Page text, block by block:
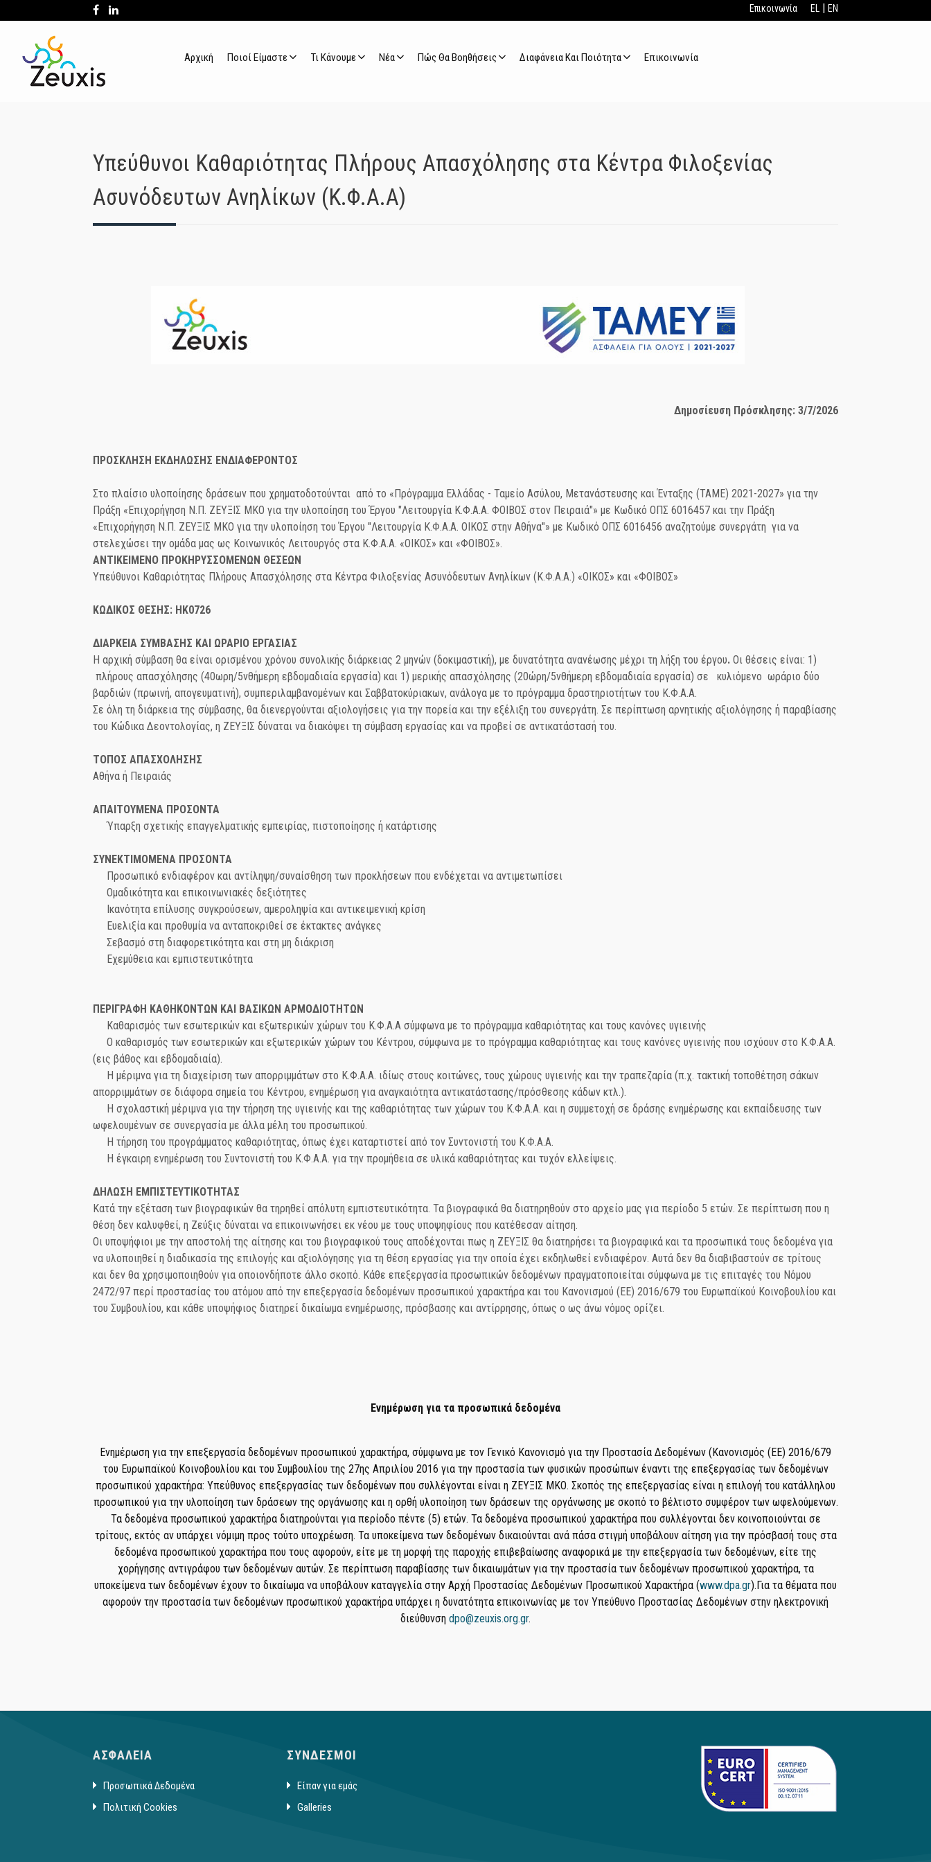
Επικοινωνία EL| EN
Αρχική Ποιοί Είμαστε Τι Κάνουμε Νέα Πώς Θα Βοηθήσεις Διαφάνεια Και Ποιότητα Επικοινωνία
Υπεύθυνοι Καθαριότητας Πλήρους Απασχόλησης στα Κέντρα Φιλοξενίας
Ασυνόδευτων Ανηλίκων (Κ.Φ.Α.Α)
Δημοσίευση Πρόσκλησης: 3/7/2026
ΠΡΟΣΚΛΗΣΗ ΕΚΔΗΛΩΣΗΣ ΕΝΔΙΑΦΕΡΟΝΤΟΣ
Στο πλαίσιο υλοποίησης δράσεων που χρηματοδοτούνται από το «Πρόγραμμα Ελλάδας - Ταμείο Ασύλου, Μετανάστευσης και Ένταξης (ΤΑΜΕ) 2021-2027» για την
Πράξη «Επιχορήγηση Ν.Π. ΖΕΥΞΙΣ ΜΚΟ για την υλοποίηση του Έργου "Λειτουργία Κ.Φ.Α.Α. ΦΟΙΒΟΣ στον Πειραιά"» με Κωδικό ΟΠΣ 6016457 και την Πράξη
«Επιχορήγηση Ν.Π. ΖΕΥΞΙΣ ΜΚΟ για την υλοποίηση του Έργου "Λειτουργία Κ.Φ.Α.Α. ΟΙΚΟΣ στην Αθήνα"» με Κωδικό ΟΠΣ 6016456 αναζητούμε συνεργάτη για να
στελεχώσει την ομάδα μας ως Κοινωνικός Λειτουργός στα Κ.Φ.Α.Α. «ΟΙΚΟΣ» και «ΦΟΙΒΟΣ».
ΑΝΤΙΚΕΙΜΕΝΟ ΠΡΟΚΗΡΥΣΣΟΜΕΝΩΝ ΘΕΣΕΩΝ
Υπεύθυνοι Καθαριότητας Πλήρους Απασχόλησης στα Κέντρα Φιλοξενίας Ασυνόδευτων Ανηλίκων (Κ.Φ.Α.Α.) «ΟΙΚΟΣ» και «ΦΟΙΒΟΣ»
ΚΩΔΙΚΟΣ ΘΕΣΗΣ: HK0726
ΔΙΑΡΚΕΙΑ ΣΥΜΒΑΣΗΣ ΚΑΙ ΩΡΑΡΙΟ ΕΡΓΑΣΙΑΣ
Η αρχική σύμβαση θα είναι ορισμένου χρόνου συνολικής διάρκειας 2 μηνών (δοκιμαστική), με δυνατότητα ανανέωσης μέχρι τη λήξη του έργου. Οι θέσεις είναι: 1)
πλήρους απασχόλησης (40ωρη/5νθήμερη εβδομαδιαία εργασία) και 1) μερικής απασχόλησης (20ώρη/5νθήμερη εβδομαδιαία εργασία) σε κυλιόμενο ωράριο δύο
βαρδιών (πρωινή, απογευματινή), συμπεριλαμβανομένων και Σαββατοκύριακων, ανάλογα με το πρόγραμμα δραστηριοτήτων του Κ.Φ.Α.Α.
Σε όλη τη διάρκεια της σύμβασης, θα διενεργούνται αξιολογήσεις για την πορεία και την εξέλιξη του συνεργάτη. Σε περίπτωση αρνητικής αξιολόγησης ή παραβίασης
του Κώδικα Δεοντολογίας, η ΖΕΥΞΙΣ δύναται να διακόψει τη σύμβαση εργασίας και να προβεί σε αντικατάστασή του.
ΤΟΠΟΣ ΑΠΑΣΧΟΛΗΣΗΣ
Αθήνα ή Πειραιάς
ΑΠΑΙΤΟΥΜΕΝΑ ΠΡΟΣΟΝΤΑ
Ύπαρξη σχετικής επαγγελματικής εμπειρίας, πιστοποίησης ή κατάρτισης
ΣΥΝΕΚΤΙΜΟΜΕΝΑ ΠΡΟΣΟΝΤΑ
Προσωπικό ενδιαφέρον και αντίληψη/συναίσθηση των προκλήσεων που ενδέχεται να αντιμετωπίσει
Ομαδικότητα και επικοινωνιακές δεξιότητες
Ικανότητα επίλυσης συγκρούσεων, αμεροληψία και αντικειμενική κρίση
Ευελιξία και προθυμία να ανταποκριθεί σε έκτακτες ανάγκες
Σεβασμό στη διαφορετικότητα και στη μη διάκριση
Εχεμύθεια και εμπιστευτικότητα
ΠΕΡΙΓΡΑΦΗ ΚΑΘΗΚΟΝΤΩΝ ΚΑΙ ΒΑΣΙΚΩΝ ΑΡΜΟΔΙΟΤΗΤΩΝ
Καθαρισμός των εσωτερικών και εξωτερικών χώρων του Κ.Φ.Α.Α σύμφωνα με το πρόγραμμα καθαριότητας και τους κανόνες υγιεινής
Ο καθαρισμός των εσωτερικών και εξωτερικών χώρων του Κέντρου, σύμφωνα με το πρόγραμμα καθαριότητας και τους κανόνες υγιεινής που ισχύουν στο Κ.Φ.Α.Α.
(εις βάθος και εβδομαδιαία).
Η μέριμνα για τη διαχείριση των απορριμμάτων στο Κ.Φ.Α.Α. ιδίως στους κοιτώνες, τους χώρους υγιεινής και την τραπεζαρία (π.χ. τακτική τοποθέτηση σάκων
απορριμμάτων σε διάφορα σημεία του Κέντρου, ενημέρωση για αναγκαιότητα αντικατάστασης/πρόσθεσης κάδων κτλ.).
Η σχολαστική μέριμνα για την τήρηση της υγιεινής και της καθαριότητας των χώρων του Κ.Φ.Α.Α. και η συμμετοχή σε δράσης ενημέρωσης και εκπαίδευσης των
ωφελουμένων σε συνεργασία με άλλα μέλη του προσωπικού.
Η τήρηση του προγράμματος καθαριότητας, όπως έχει καταρτιστεί από τον Συντονιστή του Κ.Φ.Α.Α.
Η έγκαιρη ενημέρωση του Συντονιστή του Κ.Φ.Α.Α. για την προμήθεια σε υλικά καθαριότητας και τυχόν ελλείψεις.
ΔΗΛΩΣΗ ΕΜΠΙΣΤΕΥΤΙΚΟΤΗΤΑΣ
Κατά την εξέταση των βιογραφικών θα τηρηθεί απόλυτη εμπιστευτικότητα. Τα βιογραφικά θα διατηρηθούν στο αρχείο μας για περίοδο 5 ετών. Σε περίπτωση που η
θέση δεν καλυφθεί, η Ζεύξις δύναται να επικοινωνήσει εκ νέου με τους υποψηφίους που κατέθεσαν αίτηση.
Οι υποψήφιοι με την αποστολή της αίτησης και του βιογραφικού τους αποδέχονται πως η ΖΕΥΞΙΣ θα διατηρήσει τα βιογραφικά και τα προσωπικά τους δεδομένα για
να υλοποιηθεί η διαδικασία της επιλογής και αξιολόγησης για τη θέση εργασίας για την οποία έχει εκδηλωθεί ενδιαφέρον. Αυτά δεν θα διαβιβαστούν σε τρίτους
και δεν θα χρησιμοποιηθούν για οποιονδήποτε άλλο σκοπό. Κάθε επεξεργασία προσωπικών δεδομένων πραγματοποιείται σύμφωνα με τις επιταγές του Νόμου
2472/97 περί προστασίας του ατόμου από την επεξεργασία δεδομένων προσωπικού χαρακτήρα και του Κανονισμού (ΕΕ) 2016/679 του Ευρωπαϊκού Κοινοβουλίου και
του Συμβουλίου, και κάθε υποψήφιος διατηρεί δικαίωμα ενημέρωσης, πρόσβασης και αντίρρησης, όπως ο ως άνω νόμος ορίζει.
Ενημέρωση για τα προσωπικά δεδομένα
Ενημέρωση για την επεξεργασία δεδομένων προσωπικού χαρακτήρα, σύμφωνα με τον Γενικό Κανονισμό για την Προστασία Δεδομένων (Κανονισμός (ΕΕ) 2016/679
του Ευρωπαϊκού Κοινοβουλίου και του Συμβουλίου της 27ης Απριλίου 2016 για την προστασία των φυσικών προσώπων έναντι της επεξεργασίας των δεδομένων
προσωπικού χαρακτήρα: Υπεύθυνος επεξεργασίας των δεδομένων που συλλέγονται είναι η ΖΕΥΞΙΣ ΜΚΟ. Σκοπός της επεξεργασίας είναι η επιλογή του κατάλληλου
προσωπικού για την υλοποίηση των δράσεων της οργάνωσης και η ορθή υλοποίηση των δράσεων της οργάνωσης με σκοπό το βέλτιστο συμφέρον των ωφελούμενων.
Τα δεδομένα προσωπικού χαρακτήρα διατηρούνται για περίοδο πέντε (5) ετών. Τα δεδομένα προσωπικού χαρακτήρα που συλλέγονται δεν κοινοποιούνται σε
τρίτους, εκτός αν υπάρχει νόμιμη προς τούτο υποχρέωση. Τα υποκείμενα των δεδομένων δικαιούνται ανά πάσα στιγμή υποβάλουν αίτηση για την πρόσβασή τους στα
δεδομένα προσωπικού χαρακτήρα που τους αφορούν, είτε με τη μορφή της παροχής επιβεβαίωσης αναφορικά με την επεξεργασία των δεδομένων, είτε της
χορήγησης αντιγράφου των δεδομένων αυτών. Σε περίπτωση παραβίασης των δικαιωμάτων για την προστασία των δεδομένων προσωπικού χαρακτήρα, τα
υποκείμενα των δεδομένων έχουν το δικαίωμα να υποβάλουν καταγγελία στην Αρχή Προστασίας Δεδομένων Προσωπικού Χαρακτήρα (www.dpa.gr).Για τα θέματα που
αφορούν την προστασία των δεδομένων προσωπικού χαρακτήρα υπάρχει η δυνατότητα επικοινωνίας με τον Υπεύθυνο Προστασίας Δεδομένων στην ηλεκτρονική
διεύθυνση dpo@zeuxis.org.gr.
ΑΣΦΑΛΕΙΑ
Προσωπικά Δεδομένα
Πολιτική Cookies
ΣΥΝΔΕΣΜΟΙ
Είπαν για εμάς
Galleries